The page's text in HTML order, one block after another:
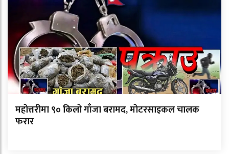
महोत्तरीमा ९० किलो गाँजा बरामद, मोटरसाइकल चालक
फरार